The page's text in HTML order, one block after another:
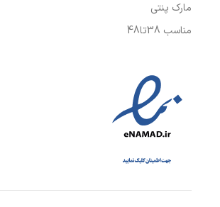
مارک پنتی
مناسب 38تا48